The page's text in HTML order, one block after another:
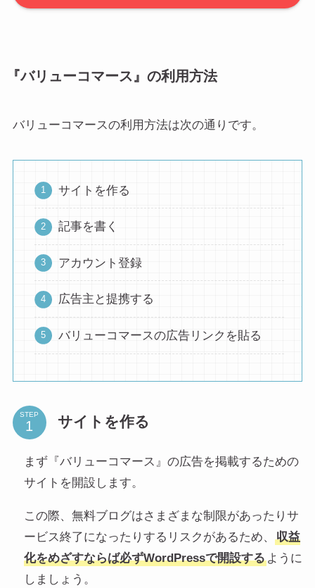
『バリューコマース』の利用方法
バリューコマースの利用方法は次の通りです。
サイトを作る
記事を書く
アカウント登録
広告主と提携する
バリューコマースの広告リンクを貼る
STEP サイトを作る
まず『バリューコマース』の広告を掲載するための
サイトを開設します。
この際、無料ブログはさまざまな制限があったりサ
ービス終了になったりするリスクがあるため、
収益
化をめざすならば必ずWordPressで開設するように
しましょう。